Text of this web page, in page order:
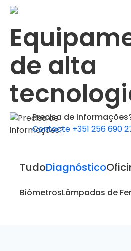
Skip
main
content
Carrinho
de alta
Precisa de
Contacte +351 256 690
TudoDiagnóstico
BiómetrosLâmpadas de